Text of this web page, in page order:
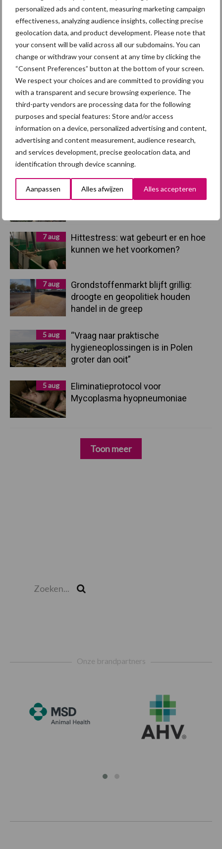
personalized ads and content, measuring marketing campaign
effectiveness, analyzing audience insights, collecting precise
geolocation data, and product development. Please note that
your consent will be valid across all our subdomains. You can
change or withdraw your consent at any time by clicking the
“Consent Preferences” button at the bottom of your screen.
We respect your choices and are committed to providing you
with a transparent and secure browsing experience. The
third-party vendors are processing data for the following
purposes and special features: Store and/or access
information on a device, personalized advertising and content,
advertising and content measurement, audience research,
and services development, precise geolocation data, and
identification through device scanning.
Aanpassen Alles afwijzen Alles accepteren
Primaire
Sidebar
Recent nieuws Partner nieuws
7 aug
Britse varkenssector vreest
afzetcrisis in het najaar
7 aug
Hittestress: wat gebeurt er en hoe
kunnen we het voorkomen?
7 aug
Grondstoffenmarkt blijft grillig:
droogte en geopolitiek houden
handel in de greep
5 aug
“Vraag naar praktische
hygieneoplossingen is in Polen
groter dan ooit”
5 aug
Eliminatieprotocol voor
Mycoplasma hyopneumoniae
Toon meer
Afrikaanse
varkenspest
Brachyspira
Toon meer
Onze brandpartners